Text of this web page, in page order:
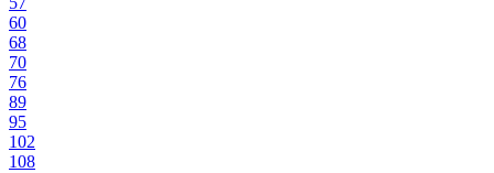
60
68
70
76
89
95
102
108